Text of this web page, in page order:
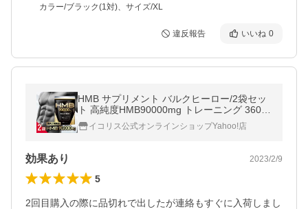
カラー/ブラック(1対)、サイズ/XL
違反報告 いいね 0
HMB サプリメント バルクヒーロー/2袋セッ
ト 高純度HMB90000mg トレーニング 360粒
国内製造 60日分 Mr.GINO 爆買
イコリス公式オンラインショップYahoo!店
効果あり 2023/2/9
5
2回目購入の際に品切れで出したが連絡もすぐに入荷しまし